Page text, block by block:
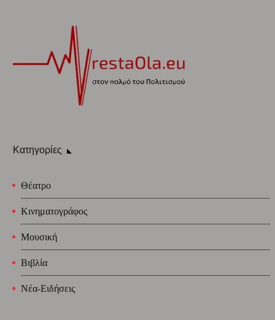
Κατηγορίες
Θέατρο
Κινηματογράφος
Μουσική
Βιβλία
Νέα-Ειδήσεις